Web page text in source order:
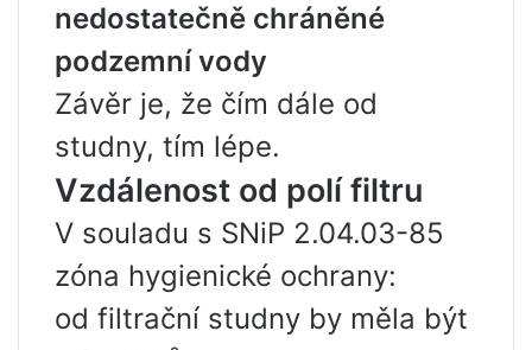
nedostatečně chráněné
podzemní vody
Závěr je, že čím dále od
studny, tím lépe.
Vzdálenost od polí filtru
V souladu s SNiP 2.04.03-85
zóna hygienické ochrany:
od filtrační studny by měla být